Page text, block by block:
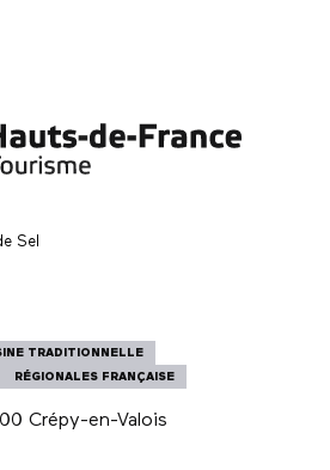
Sel
TRADITIONNELLE
RÉGIONALES FRANÇAISE
Crépy-en-Valois